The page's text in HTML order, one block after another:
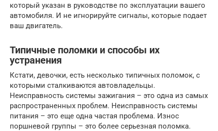
который указан в руководстве по эксплуатации вашего
автомобиля. И не игнорируйте сигналы, которые подает
ваш двигатель.
Типичные поломки и способы их
устранения
Кстати, девочки, есть несколько типичных поломок, с
которыми сталкиваются автовладельцы.
Неисправность системы зажигания – это одна из самых
распространенных проблем. Неисправность системы
питания – это еще одна частая проблема. Износ
поршневой группы – это более серьезная поломка.